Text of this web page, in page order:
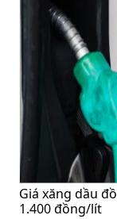
Giá xăng dầu
1.400 đồng/lít